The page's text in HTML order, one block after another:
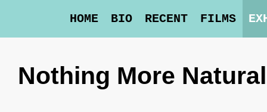
HOME BIO RECENT FILMS
Nothing More Natural